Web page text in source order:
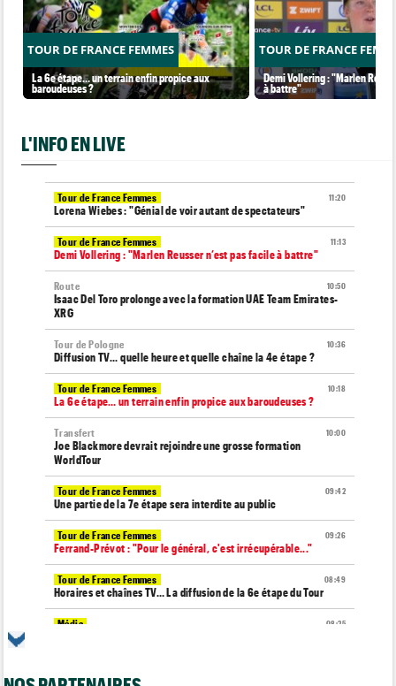
TOUR DE FRANCE FEMMES
La 6e étape… un terrain enfin propice aux
baroudeuses ?
TOUR DE FRANCE
Demi Vollering : "Marlen
à battre"
L'INFO EN LIVE
11:20
Tour de France Femmes
Lorena Wiebes : "Génial de voir autant de spectateurs"
11:13
Tour de France Femmes
Demi Vollering : "Marlen Reusser n’est pas facile à battre"
10:50
Route
Isaac Del Toro prolonge avec la formation UAE Team Emirates-
XRG
10:36
Tour de Pologne
Diffusion TV... quelle heure et quelle chaîne la 4e étape ?
10:18
Tour de France Femmes
La 6e étape… un terrain enfin propice aux baroudeuses ?
10:00
Transfert
Joe Blackmore devrait rejoindre une grosse formation
WorldTour
09:42
Tour de France Femmes
Une partie de la 7e étape sera interdite au public
09:26
Tour de France Femmes
Ferrand-Prévot : "Pour le général, c'est irrécupérable..."
08:49
Tour de France Femmes
Horaires et chaînes TV… La diffusion de la 6e étape du Tour
08:25
Média
A quelle heure et sur quelle chaîne suivre la 3e étape à la TV ?